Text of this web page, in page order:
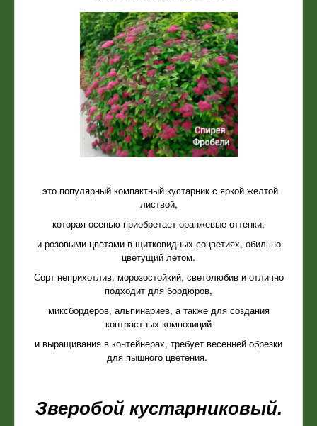
это популярный компактный кустарник с яркой желтой
листвой,
которая осенью приобретает оранжевые оттенки,
и розовыми цветами в щитковидных соцветиях, обильно
цветущий летом.
Сорт неприхотлив, морозостойкий, светолюбив и отлично
подходит для бордюров,
миксбордеров, альпинариев, а также для создания
контрастных композиций
и выращивания в контейнерах, требует весенней обрезки
для пышного цветения.
Зверобой кустарниковый.